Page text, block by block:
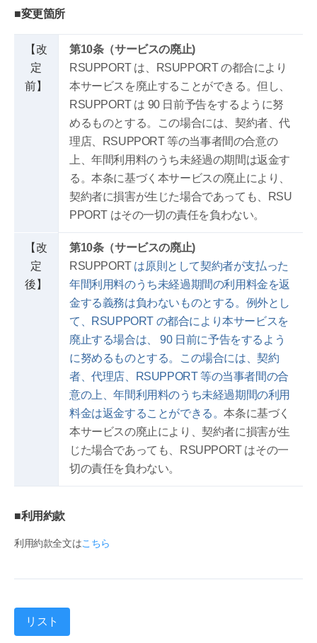
■変更箇所
【改
定
前】
第10条（サービスの廃止)
RSUPPORT は、RSUPPORT の都合により
本サービスを廃止することができる。但し、
RSUPPORT は 90 日前予告をするように努
めるものとする。この場合には、契約者、代
理店、RSUPPORT 等の当事者間の合意の
上、年間利用料のうち未経過の期間は返金す
る。本条に基づく本サービスの廃止により、
契約者に損害が生じた場合であっても、RSU
PPORT はその一切の責任を負わない。
【改
定
後】
第10条（サービスの廃止)
RSUPPORT は原則として契約者が支払った
年間利用料のうち未経過期間の利用料金を返
金する義務は負わないものとする。例外とし
て、RSUPPORT の都合により本サービスを
廃止する場合は、 90 日前に予告をするよう
に努めるものとする。この場合には、契約
者、代理店、RSUPPORT 等の当事者間の合
意の上、年間利用料のうち未経過期間の利用
料金は返金することができる。本条に基づく
本サービスの廃止により、契約者に損害が生
じた場合であっても、RSUPPORT はその一
切の責任を負わない。
■利用約款
利用約款全文はこちら
リスト